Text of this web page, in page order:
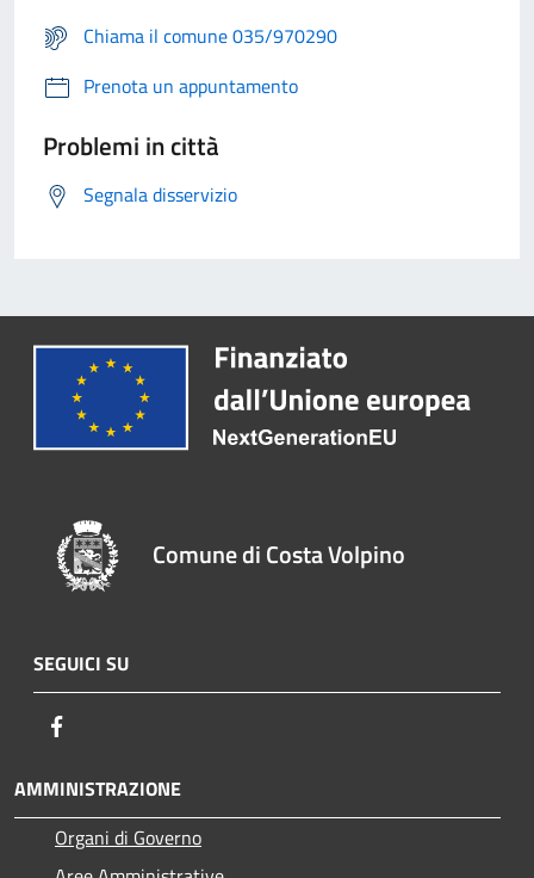
Chiama il comune 035/970290
Prenota un appuntamento
Problemi in città
Segnala disservizio
Comune di Costa Volpino
SEGUICI SU
AMMINISTRAZIONE
Organi di Governo